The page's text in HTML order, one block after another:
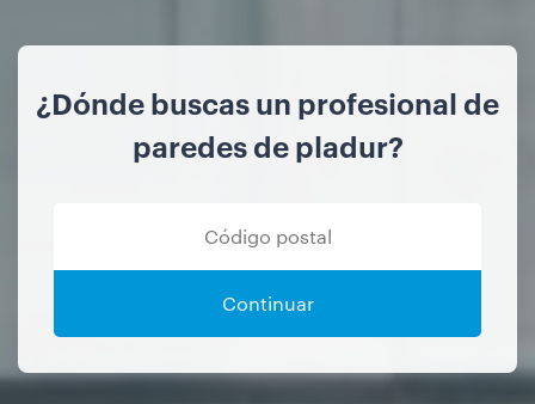
¿Dónde buscas un profesional de
paredes de pladur?
Continuar